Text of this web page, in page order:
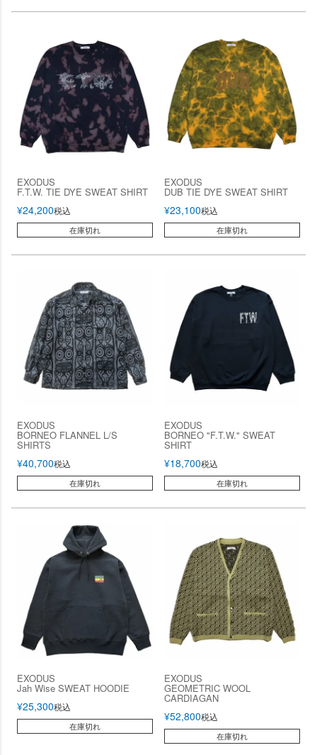
EXODUS
F.T.W. TIE DYE SWEAT SHIRT
¥24,200税込
在庫切れ
EXODUS
DUB TIE DYE SWEAT SHIRT
¥23,100税込
在庫切れ
EXODUS
BORNEO FLANNEL L/S
SHIRTS
¥40,700税込
在庫切れ
EXODUS
BORNEO "F.T.W." SWEAT
SHIRT
¥18,700税込
在庫切れ
EXODUS
Jah Wise SWEAT HOODIE
¥25,300税込
在庫切れ
EXODUS
GEOMETRIC WOOL
CARDIAGAN
¥52,800税込
在庫切れ